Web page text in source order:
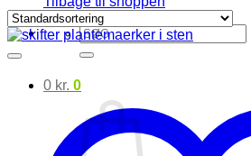
Søg
efter:
0 kr. 0